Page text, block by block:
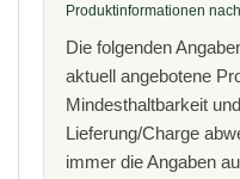
Produktinformationen
Die folgenden
aktuell angebotene
Mindesthaltbarkeit
Lieferung/Charge
immer die Angaben